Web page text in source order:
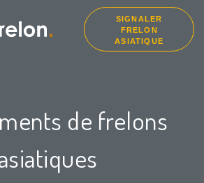
SIGNALER
FRELON
ASIATIQUE
de frelons